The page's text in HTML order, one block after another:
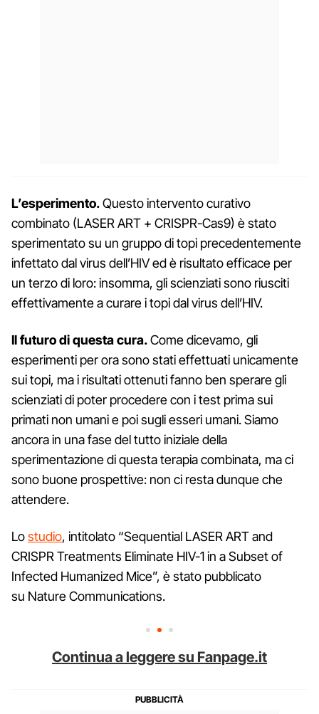
L’esperimento.Questo intervento curativo
combinato (LASER ART + CRISPR-Cas9) è stato
sperimentato su un gruppo di topi precedentemente
infettato dal virus dell’HIV ed è risultato efficace per
un terzo di loro: insomma, gli scienziati sono riusciti
effettivamente a curare i topi dal virus dell’HIV.
Il futuro di questa cura.Come dicevamo, gli
esperimenti per ora sono stati effettuati unicamente
sui topi, ma i risultati ottenuti fanno ben sperare gli
scienziati di poter procedere con i test prima sui
primati non umani e poi sugli esseri umani. Siamo
ancora in una fase del tutto iniziale della
sperimentazione di questa terapia combinata, ma ci
sono buone prospettive: non ci resta dunque che
attendere.
Lostudio, intitolato “Sequential LASER ART and
CRISPR Treatments Eliminate HIV-1 in a Subset of
Infected Humanized Mice”, è stato pubblicato
su Nature Communications.
Continua a leggere su Fanpage.it